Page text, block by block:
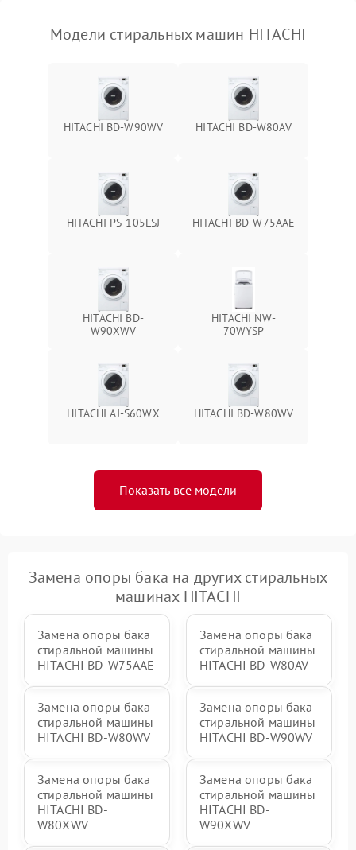
Модели стиральных машин HITACHI
HITACHI BD-W90WV HITACHI BD-W80AV
HITACHI PS-105LSJ HITACHI BD-W75AAE
HITACHI BD-
W90XWV
HITACHI NW-
70WYSP
HITACHI AJ-S60WX HITACHI BD-W80WV
Показать все модели
Замена опоры бака на других стиральных
машинах HITACHI
Замена опоры бака
стиральной машины
HITACHI BD-W75AAE
Замена опоры бака
стиральной машины
HITACHI BD-W80AV
Замена опоры бака
стиральной машины
HITACHI BD-W80WV
Замена опоры бака
стиральной машины
HITACHI BD-W90WV
Замена опоры бака
стиральной машины
HITACHI BD-
W80XWV
Замена опоры бака
стиральной машины
HITACHI BD-
W90XWV